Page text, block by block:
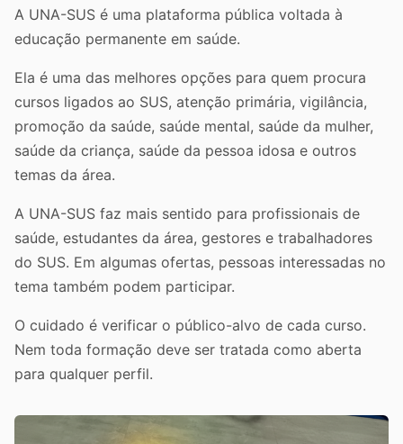
A UNA-SUS é uma plataforma pública voltada à
educação permanente em saúde.
Ela é uma das melhores opções para quem procura
cursos ligados ao SUS, atenção primária, vigilância,
promoção da saúde, saúde mental, saúde da mulher,
saúde da criança, saúde da pessoa idosa e outros
temas da área.
A UNA-SUS faz mais sentido para profissionais de
saúde, estudantes da área, gestores e trabalhadores
do SUS. Em algumas ofertas, pessoas interessadas no
tema também podem participar.
O cuidado é verificar o público-alvo de cada curso.
Nem toda formação deve ser tratada como aberta
para qualquer perfil.